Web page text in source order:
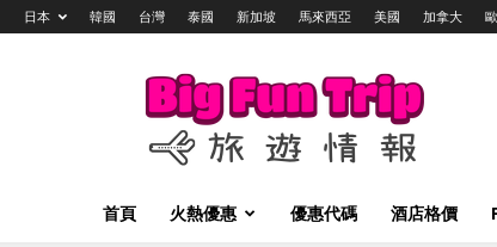
日本 韓國 台灣 泰國 新加坡 馬來西亞 美國 加拿大
Big
Trip
旅
情
報
首頁 火熱優惠 優惠代碼 酒店格價